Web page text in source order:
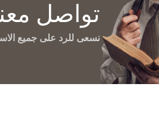
تواصل
نسعى للرد على جميع